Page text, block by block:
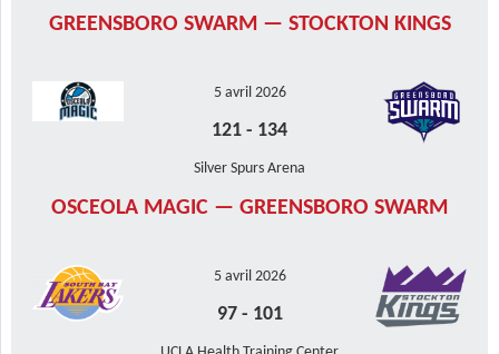
GREENSBORO SWARM — STOCKTON KINGS
5 avril 2026
121 - 134
Silver Spurs Arena
OSCEOLA MAGIC — GREENSBORO SWARM
5 avril 2026
97- 101